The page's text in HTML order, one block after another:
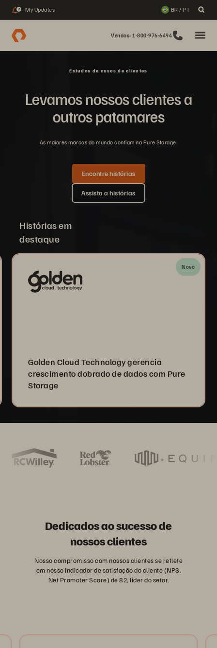
2 My Updates BR / PT
Vendas: 1-800-976-6494
Estudos de casos de clientes
Levamos nossos clientes a
outros patamares
As maiores marcas do mundo confiam na Pure Storage.
Encontre histórias
Assista a histórias
Histórias em
destaque
Novo
Golden Cloud Technology gerencia
crescimento dobrado de dados com Pure
Storage
Dedicados ao sucesso de
nossos clientes
Nosso compromisso com nossos clientes se reflete
em nosso Indicador de satisfação do cliente (NPS,
Net Promoter Score) de 82, líder do setor.